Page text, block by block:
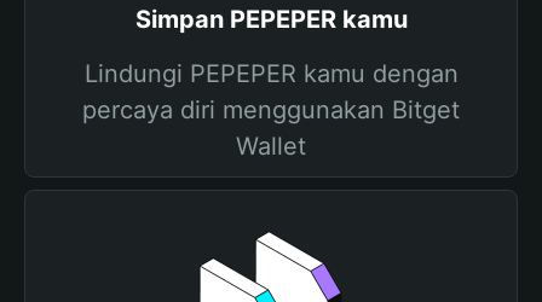
Simpan PEPEPER kamu
Lindungi PEPEPER kamu dengan
percaya diri menggunakan Bitget
Wallet